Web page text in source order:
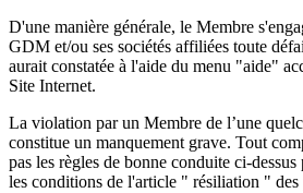
D'une manière générale, le Membre
GDM et/ou ses sociétés affiliées toute
aurait constatée à l'aide du menu "aide"
Site Internet.
La violation par un Membre de l’une
constitue un manquement grave. Tout
pas les règles de bonne conduite ci-
les conditions de l'article " résiliation " des